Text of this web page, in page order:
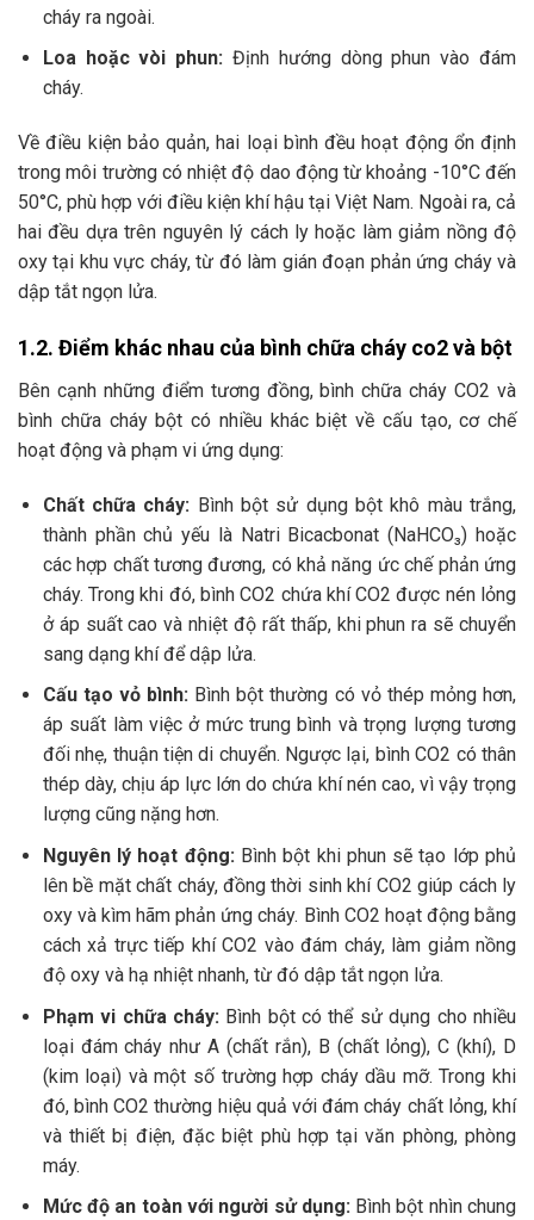
cháy ra ngoài.
Loa hoặc vòi phun: Định hướng dòng phun vào đám
cháy.
Về điều kiện bảo quản, hai loại bình đều hoạt động ổn định
trong môi trường có nhiệt độ dao động từ khoảng -10°C đến
50°C, phù hợp với điều kiện khí hậu tại Việt Nam. Ngoài ra, cả
hai đều dựa trên nguyên lý cách ly hoặc làm giảm nồng độ
oxy tại khu vực cháy, từ đó làm gián đoạn phản ứng cháy và
dập tắt ngọn lửa.
1.2. Điểm khác nhau của bình chữa cháy co2 và bột
Bên cạnh những điểm tương đồng, bình chữa cháy CO2 và
bình chữa cháy bột có nhiều khác biệt về cấu tạo, cơ chế
hoạt động và phạm vi ứng dụng:
Chất chữa cháy: Bình bột sử dụng bột khô màu trắng,
thành phần chủ yếu là Natri Bicacbonat (NaHCO₃) hoặc
các hợp chất tương đương, có khả năng ức chế phản ứng
cháy. Trong khi đó, bình CO2 chứa khí CO2 được nén lỏng
ở áp suất cao và nhiệt độ rất thấp, khi phun ra sẽ chuyển
sang dạng khí để dập lửa.
Cấu tạo vỏ bình: Bình bột thường có vỏ thép mỏng hơn,
áp suất làm việc ở mức trung bình và trọng lượng tương
đối nhẹ, thuận tiện di chuyển. Ngược lại, bình CO2 có thân
thép dày, chịu áp lực lớn do chứa khí nén cao, vì vậy trọng
lượng cũng nặng hơn.
Nguyên lý hoạt động:Bình bột khi phun sẽ tạo lớp phủ
lên bề mặt chất cháy, đồng thời sinh khí CO2 giúp cách ly
oxy và kìm hãm phản ứng cháy. Bình CO2 hoạt động bằng
cách xả trực tiếp khí CO2 vào đám cháy, làm giảm nồng
độ oxy và hạ nhiệt nhanh, từ đó dập tắt ngọn lửa.
Phạm vi chữa cháy: Bình bột có thể sử dụng cho nhiều
loại đám cháy như A (chất rắn), B (chất lỏng), C (khí), D
(kim loại) và một số trường hợp cháy dầu mỡ. Trong khi
đó, bình CO2 thường hiệu quả với đám cháy chất lỏng, khí
và thiết bị điện, đặc biệt phù hợp tại văn phòng, phòng
máy.
Mức độ an toàn với người sử dụng:Bình bột nhìn chung